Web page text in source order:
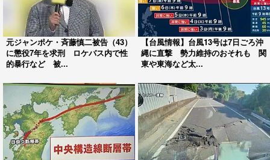
元ジャンポケ・斉藤慎二被告（43）
に懲役7年を求刑 ロケバス内で性
的暴行など 被...
【台風情報】台風13号は7日ごろ沖
縄に直撃 勢力維持のおそれも 関
東や東海など太...